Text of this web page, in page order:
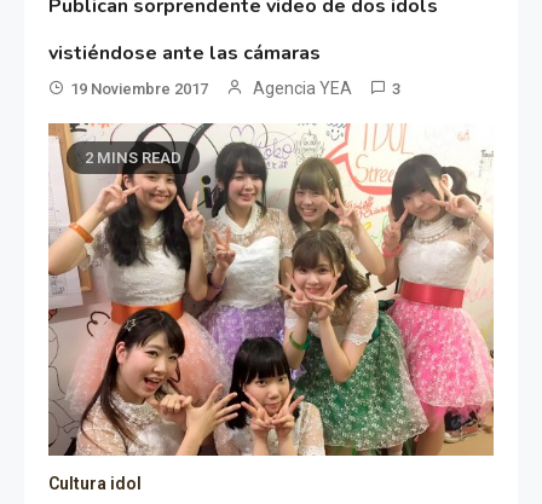
Publican sorprendente video de dos idols
vistiéndose ante las cámaras
19 Noviembre 2017 Agencia YEA 3
2 MINS READ
Cultura idol